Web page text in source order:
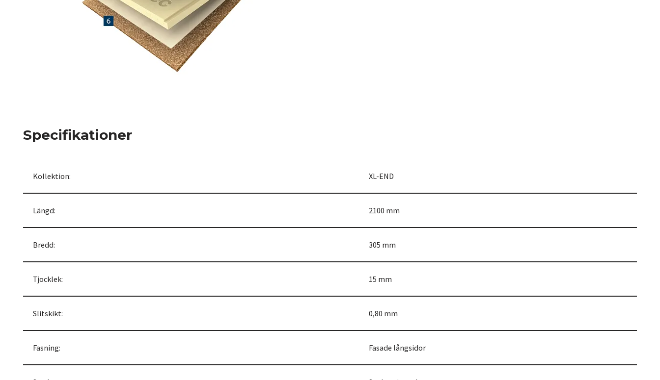
Specifikationer
Kollektion: XL-END
Längd: 2100 mm
Bredd: 305 mm
Tjocklek: 15 mm
Slitskikt: 0,80 mm
Fasning: Fasade långsidor